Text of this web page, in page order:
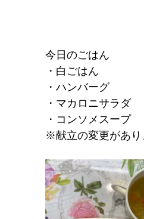
今日のごはん
・白ごはん
・ハンバーグ
・マカロニサラダ
・コンソメスープ
※献立の変更があり